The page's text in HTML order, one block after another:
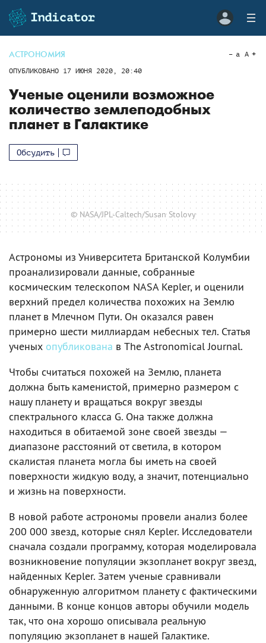
АСТРОНОМИЯ
ОПУБЛИКОВАНО 17 ИЮНЯ 2020, 20:40
a A
Ученые оценили возможное
количество землеподобных
планет в Галактике
Обсудить
© NASA/JPL-Caltech/Susan Stolovy
Астрономы из Университета Британской Колумбии
проанализировали данные, собранные
космическим телескопом NASA Kepler, и оценили
верхний предел количества похожих на Землю
планет в Млечном Пути. Он оказался равен
примерно шести миллиардам небесных тел. Статья
ученых опубликована в The Astronomical Journal.
Чтобы считаться похожей на Землю, планета
должна быть каменистой, примерно размером с
нашу планету и вращаться вокруг звезды
спектрального класса G. Она также должна
находиться в обитаемой зоне своей звезды —
диапазоне расстояний от светила, в котором
скалистая планета могла бы иметь на своей
поверхности жидкую воду, а значит, потенциально
и жизнь на поверхности.
В новой работе астрономы провели анализ более
200 000 звезд, которые снял Kepler. Исследователи
сначала создали программу, которая моделировала
возникновение популяции экзопланет вокруг звезд,
найденных Kepler. Затем ученые сравнивали
обнаруженную алгоритмом планету с фактическими
данными. В конце концов авторы обучили модель
так, что она хорошо описывала реальную
популяцию экзопланет в нашей Галактике.